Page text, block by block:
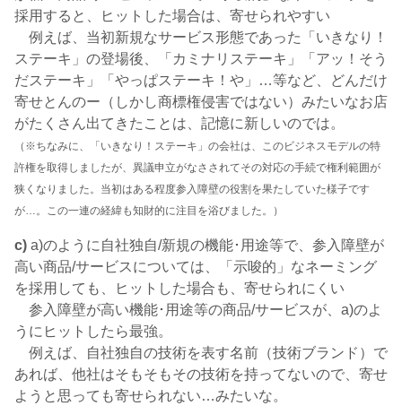
採用すると、ヒットした場合は、寄せられやすい
例えば、当初新規なサービス形態であった「いきなり！
ステーキ」の登場後、「カミナリステーキ」「アッ！そう
だステーキ」「やっぱステーキ！や」…等など、どんだけ
寄せとんのー（しかし商標権侵害ではない）みたいなお店
がたくさん出てきたことは、記憶に新しいのでは。
（※ちなみに、「いきなり！ステーキ」の会社は、このビジネスモデルの特
許権を取得しましたが、異議申立がなさされてその対応の手続で権利範囲が
狭くなりました。当初はある程度参入障壁の役割を果たしていた様子です
が…。この一連の経緯も知財的に注目を浴びました。）
c) a)のように自社独自/新規の機能･用途等で、参入障壁が
高い商品/サービスについては、「示唆的」なネーミング
を採用しても、ヒットした場合も、寄せられにくい
参入障壁が高い機能･用途等の商品/サービスが、a)のよ
うにヒットしたら最強。
例えば、自社独自の技術を表す名前（技術ブランド）で
あれば、他社はそもそもその技術を持ってないので、寄せ
ようと思っても寄せられない…みたいな。